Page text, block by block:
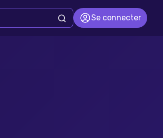
Se connecter